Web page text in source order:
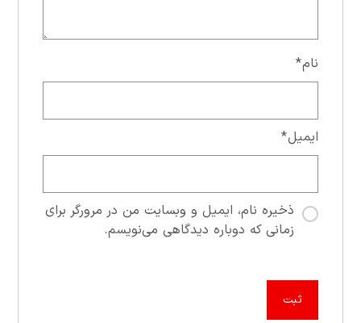
نام*
ایمیل*
ذخیره نام، ایمیل و وبسایت من در مرورگر برای
زمانی که دوباره دیدگاهی می‌نویسم.